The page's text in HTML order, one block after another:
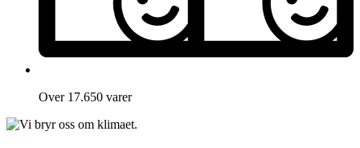
Over 17.650 varer